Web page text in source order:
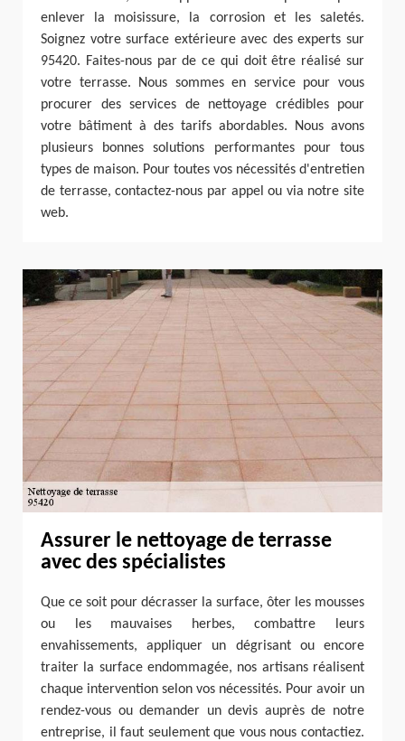
enlever la moisissure, la corrosion et les saletés.
Soignez votre surface extérieure avec des experts sur
95420. Faites-nous par de ce qui doit être réalisé sur
votre terrasse. Nous sommes en service pour vous
procurer des services de nettoyage crédibles pour
votre bâtiment à des tarifs abordables. Nous avons
plusieurs bonnes solutions performantes pour tous
types de maison. Pour toutes vos nécessités d'entretien
de terrasse, contactez-nous par appel ou via notre site
web.
Assurer le nettoyage de terrasse
avec des spécialistes
Que ce soit pour décrasser la surface, ôter les mousses
ou les mauvaises herbes, combattre leurs
envahissements, appliquer un dégrisant ou encore
traiter la surface endommagée, nos artisans réalisent
chaque intervention selon vos nécessités. Pour avoir un
rendez-vous ou demander un devis auprès de notre
entreprise, il faut seulement que vous nous contactiez.